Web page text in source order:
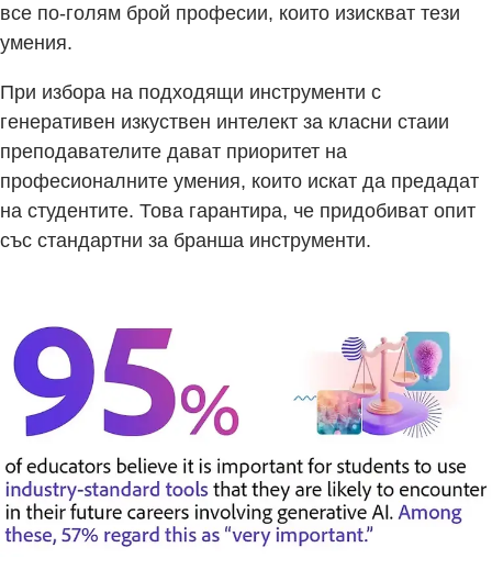
все по-голям брой професии, които изискват тези
умения.
При избора на подходящи инструменти с
генеративен изкуствен интелект за класни стаии
преподавателите дават приоритет на
професионалните умения, които искат да предадат
на студентите. Това гарантира, че придобиват опит
със стандартни за бранша инструменти.